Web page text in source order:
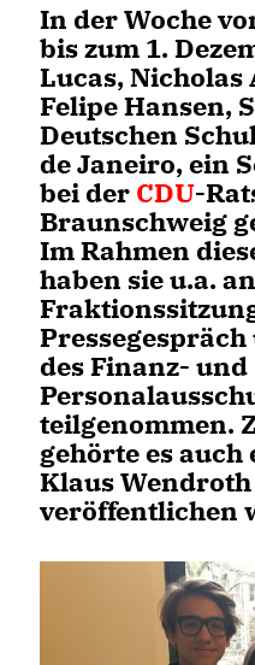
In der Woche
bis zum 1.
Lucas,
Felipe Hansen,
Deutschen
de Janeiro, ein
bei der CDU-
Braunschweig
Im Rahmen
haben sie u.a.
des Finanz- und
teilgenommen.
gehörte es
Klaus
veröffentlichen